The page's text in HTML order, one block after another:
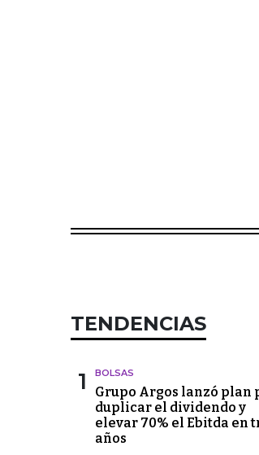
TENDENCIAS
1 BOLSAS
Grupo Argos lanzó plan
duplicar el dividendo y
elevar 70% el Ebitda en
años